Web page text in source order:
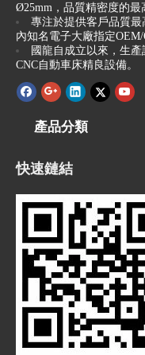
Ø25mm，品質精密度的最
專注於提供客戶品質
內知名電子大廠指定OEM/
國龍自成立以來，生
CNC自動車床精良設備。
產品分類
快速鏈結